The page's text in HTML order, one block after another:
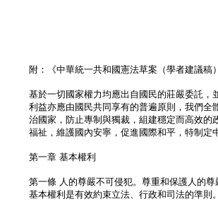
附：《中華統一共和國憲法草案（學者建議稿
基於一切國家權力均應出自國民的莊嚴委託，
利益亦應由國民共同享有的普遍原則，我們全
治國家，防止專制與獨裁，組建穩定而高效的
福祉，維護國內安寧，促進國際和平，特制定
第一章 基本權利
第一條 人的尊嚴不可侵犯。尊重和保護人的
基本權利是有效約束立法、行政和司法的準則